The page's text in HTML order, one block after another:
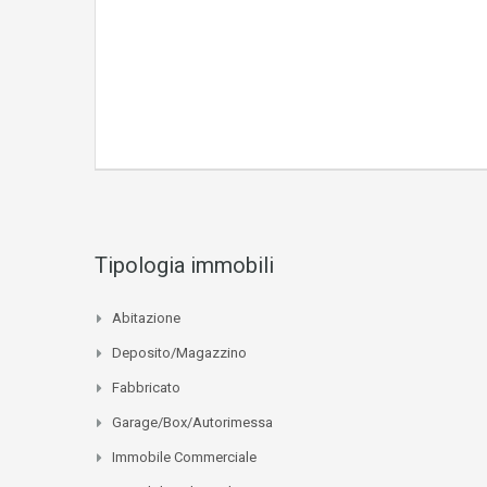
Tipologia immobili
Abitazione
Deposito/Magazzino
Fabbricato
Garage/Box/Autorimessa
Immobile Commerciale